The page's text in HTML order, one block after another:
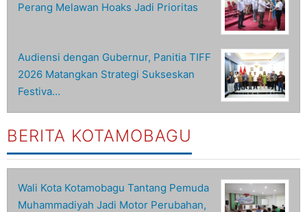
Perang Melawan Hoaks Jadi Prioritas
Audiensi dengan Gubernur, Panitia TIFF
2026 Matangkan Strategi Sukseskan
Festiva…
BERITA KOTAMOBAGU
Wali Kota Kotamobagu Tantang Pemuda
Muhammadiyah Jadi Motor Perubahan,